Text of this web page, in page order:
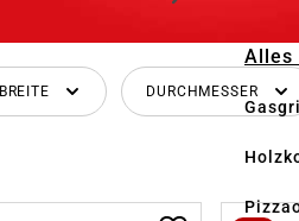
Alles
BREITE DURCHMESSER